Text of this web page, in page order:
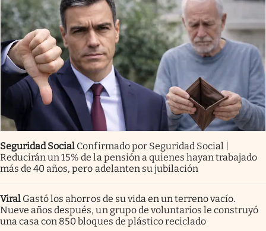
Seguridad Social Confirmado por Seguridad Social |
Reducirán un 15% de la pensión a quienes hayan trabajado
más de 40 años, pero adelanten su jubilación
Viral Gastó los ahorros de su vida en un terreno vacío.
Nueve años después, un grupo de voluntarios le construyó
una casa con 850 bloques de plástico reciclado